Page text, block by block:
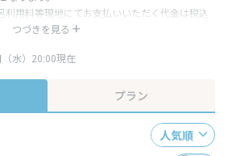
つづきを見る
用料等現地にてお支払いいただく代金は税込
増税に伴い代金が一部変更となる場合がござい
ラン内容は一定時間ごとに更新されます。最
。
水）20:00現在
プラン
人気順